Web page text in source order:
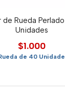
de Rueda
Unidades
$1.000
de 40